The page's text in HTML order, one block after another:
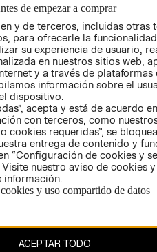
CONDICIONES
AVISO DE
PRIVACIDAD
GIFT CARD
AVISO DE
COOKIES
de empezar a comprar
y de terceros, incluidas otras
para ofrecerle la
su experiencia de usuario,
en nuestros sitios web,
y a través de plataformas
información sobre el
dispositivo.
acepta y está de acuerdo
con terceros, como
cookies requeridas”, se
entrega de contenido y
“Configuración de cookies y
nuestro aviso de cookies
y uso compartido de datos
ACEPTAR TODO